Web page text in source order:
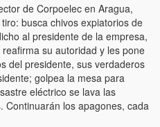
and El Mono… armed)
¿y Lina?
televisión clausurados por el
de Corpoelec en Aragua,
busca chivos expiatorios de
al presidente de la empresa,
su autoridad y les pone
del presidente, sus verdaderos
golpea la mesa para
eléctrico se lava las
Continuarán los apagones, cada